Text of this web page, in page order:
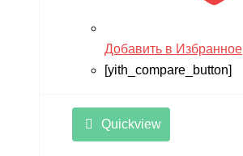
Добавить в Избранное
[yith_compare_button]
Quickview